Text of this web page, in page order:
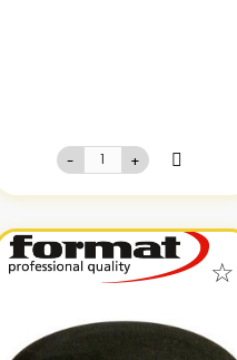
- +